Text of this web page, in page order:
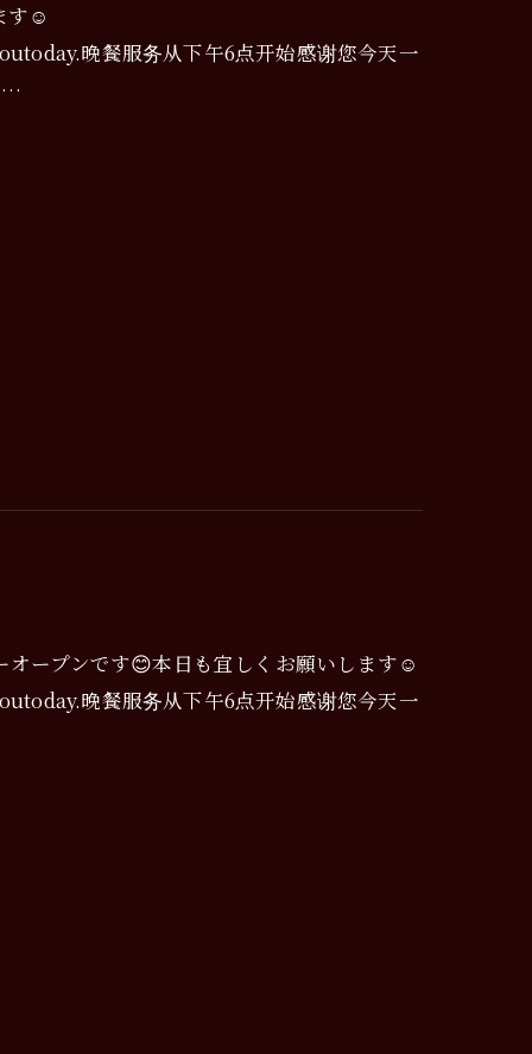
す☺️
晚餐服务从下午6点开始感谢您今天一
…
ープンです😊本日も宜しくお願いします☺️
晚餐服务从下午6点开始感谢您今天一